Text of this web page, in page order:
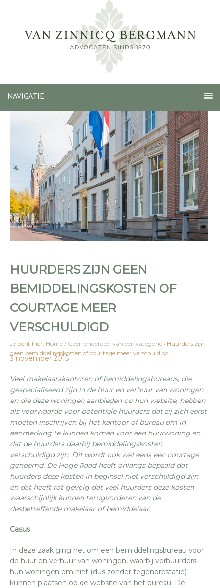
NAVIGATIE
HUURDERS ZIJN GEEN
BEMIDDELINGSKOSTEN OF
COURTAGE MEER
VERSCHULDIGD
Je bent hier: Home / Geen onderdeel van een categorie /Huurders zijn
geen bemiddelingskosten of courtage meer verschuldigd
3 november 2015
Veel makelaarskantoren of bemiddelingsbureaus, die
gespecialiseerd zijn in de huur en verhuur van woningen
en die deze woningen aanbieden op hun website, hebben
als voorwaarde voor potentiële huurders dat zij zich eerst
moeten inschrijven bij het kantoor of bureau om in
aanmerking te kunnen komen voor een huurwoning en
dat de huurders daarbij bemiddelingskosten
verschuldigd zijn. Dit wordt ook wel eens een courtage
genoemd. De Hoge Raad heeft onlangs bepaald dat
huurders deze kosten in beginsel niet verschuldigd zijn
en dat heeft tot gevolg dat veel huurders deze kosten
waarschijnlijk kunnen terugvorderen van de
desbetreffende makelaar of bemiddelaar.
Casus
In deze zaak ging het om een bemiddelingsbureau voor
de huur en verhuur van woningen, waarbij verhuurders
hun woningen om niet (dus zonder tegenprestatie)
kunnen plaatsen op de website van het bureau. De